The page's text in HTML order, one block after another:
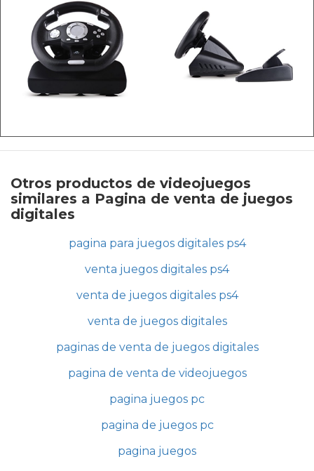
Otros productos de videojuegos
similares a Pagina de venta de juegos
digitales
pagina para juegos digitales ps4
venta juegos digitales ps4
venta de juegos digitales ps4
venta de juegos digitales
paginas de venta de juegos digitales
pagina de venta de videojuegos
pagina juegos pc
pagina de juegos pc
pagina juegos